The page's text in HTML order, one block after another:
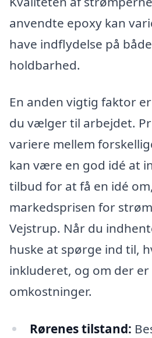
anvendte epoxy kan
have indflydelse på
holdbarhed.
En anden vigtig faktor
du vælger til arbejdet.
variere mellem
kan være en god idé at
tilbud for at få en idé
markedsprisen for
Vejstrup. Når du
huske at spørge ind til,
inkluderet, og om der
omkostninger.
Rørenes tilstand: